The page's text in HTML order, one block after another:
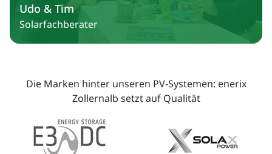
Udo & Tim
Solarfachberater
Die Marken hinter unseren PV-Systemen: enerix
Zollernalb setzt auf Qualität